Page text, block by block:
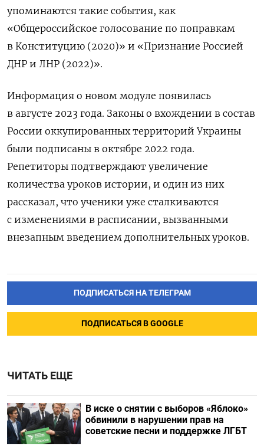
упоминаются такие события, как
«Общероссийское голосование по поправкам
в Конституцию (2020)» и «Признание Россией
ДНР и ЛНР (2022)».
Информация о новом модуле появилась
в августе 2023 года. Законы о вхождении в состав
России оккупированных территорий Украины
были подписаны в октябре 2022 года.
Репетиторы подтверждают увеличение
количества уроков истории, и один из них
рассказал, что ученики уже сталкиваются
с изменениями в расписании, вызванными
внезапным введением дополнительных уроков.
ПОДПИСАТЬСЯ НА ТЕЛЕГРАМ
ПОДПИСАТЬСЯ В GOOGLE
ЧИТАТЬ ЕЩЕ
В иске о снятии с выборов «Яблоко»
обвинили в нарушении прав на
советские песни и поддержке ЛГБТ